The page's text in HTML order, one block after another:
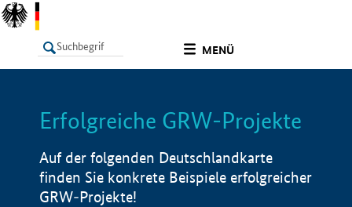
MENÜ
LISTE Info
Erfolgreiche GRW-Projekte
Auf der folgenden Deutschlandkarte
finden Sie konkrete Beispiele erfolgreicher
GRW-Projekte!